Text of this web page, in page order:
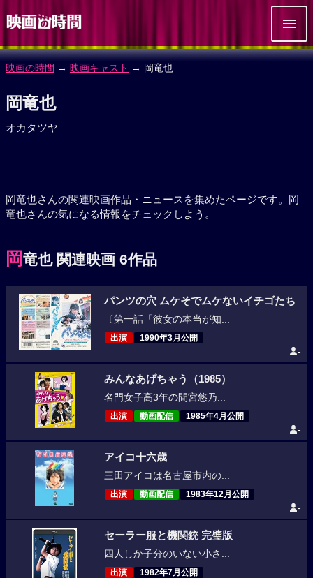
映画の時間 → 映画キャスト → 岡竜也
岡竜也
オカタツヤ
岡竜也さんの関連映画作品・ニュースを集めたページです。岡
竜也さんの気になる情報をチェックしよう。
岡竜也 関連映画 6作品
パンツの穴 ムケそでムケないイチゴたち
〔第一話「彼女の本当が知...
出演 1990年3月公開
-
みんなあげちゃう（1985）
名門女子高3年の間宮悠乃...
出演 動画配信 1985年4月公開
-
アイコ十六歳
三田アイコは名古屋市内の...
出演 動画配信 1983年12月公開
-
セーラー服と機関銃 完璧版
四人しか子分のいない小さ...
出演 1982年7月公開